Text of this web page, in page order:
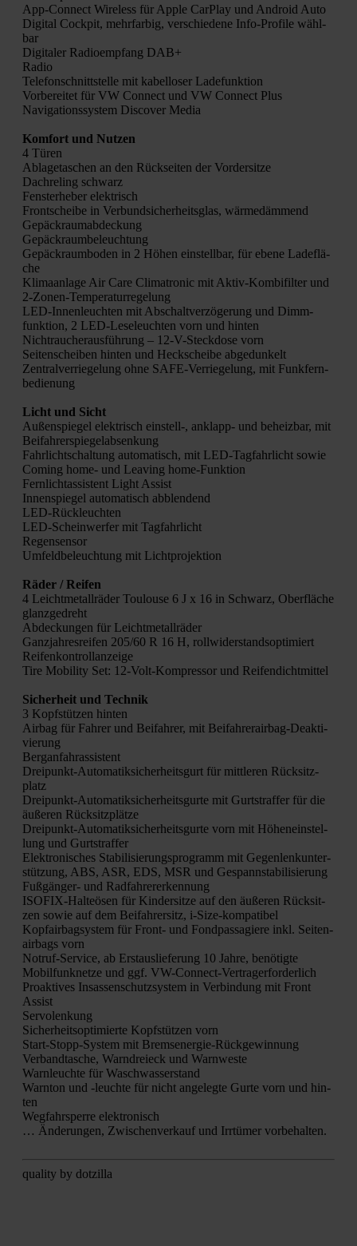
App-Con­nect Wire­less für Apple Car­Play und Android Auto
Digi­tal Cock­pit, mehr­far­big, ver­schie­de­ne Info-Pro­fi­le wähl­
bar
Digi­ta­ler Radio­emp­fang DAB+
Radio
Tele­fon­schnitt­stel­le mit kabel­lo­ser Lade­funk­ti­on
Vor­be­rei­tet für VW Con­nect und VW Con­nect Plus
Navi­ga­ti­ons­sys­tem Dis­co­ver Media
Kom­fort und Nut­zen
4 Türen
Abla­ge­ta­schen an den Rück­sei­ten der Vor­der­sit­ze
Dach­re­ling schwarz
Fens­ter­he­ber elek­trisch
Front­schei­be in Ver­bund­si­cher­heits­glas, wär­me­däm­mend
Gepäck­raum­ab­de­ckung
Gepäck­raum­be­leuch­tung
Gepäck­raum­bo­den in 2 Höhen ein­stell­bar, für ebe­ne Lade­flä­
che
Kli­ma­an­la­ge Air Care Cli­ma­tro­nic mit Aktiv-Kom­bi­fil­ter und
2‑Zo­nen-Tem­pe­ra­tur­re­ge­lung
LED-Innen­leuch­ten mit Abschalt­ver­zö­ge­rung und Dimm­
funk­ti­on, 2 LED-Lese­leuch­ten vorn und hin­ten
Nicht­rau­cher­aus­füh­rung – 12-V-Steck­do­se vorn
Sei­ten­schei­ben hin­ten und Heck­schei­be abge­dun­kelt
Zen­tral­ver­rie­ge­lung ohne SAFE-Ver­rie­ge­lung, mit Funk­fern­
be­die­nung
Licht und Sicht
Außen­spie­gel elek­trisch einstell‑, anklapp- und beheiz­bar, mit
Bei­fah­rer­spie­gel­ab­sen­kung
Fahr­licht­schal­tung auto­ma­tisch, mit LED-Tag­fahr­licht sowie
Coming home- und Lea­ving home-Funk­ti­on
Fern­licht­as­sis­tent Light Assist
Innen­spie­gel auto­ma­tisch abblen­dend
LED-Rück­leuch­ten
LED-Schein­wer­fer mit Tag­fahr­licht
Regen­sen­sor
Umfeld­be­leuch­tung mit Licht­pro­jek­ti­on
Räder / Rei­fen
4 Leicht­me­tall­rä­der Tou­lou­se 6 J x 16 in Schwarz, Ober­flä­che
glanz­ge­dreht
Abde­ckun­gen für Leicht­me­tall­rä­der
Ganz­jah­res­rei­fen 205/60 R 16 H, roll­wi­der­stands­op­ti­miert
Rei­fen­kon­troll­an­zei­ge
Tire Mobi­li­ty Set: 12-Volt-Kom­pres­sor und Rei­fen­dicht­mit­tel
Sicher­heit und Tech­nik
3 Kopf­stüt­zen hin­ten
Air­bag für Fah­rer und Bei­fah­rer, mit Bei­fah­rer­air­bag-Deak­ti­
vie­rung
Berg­an­fahr­as­sis­tent
Drei­punkt-Auto­ma­tik­si­cher­heits­gurt für mitt­le­ren Rück­sitz­
platz
Drei­punkt-Auto­ma­tik­si­cher­heits­gur­te mit Gurt­straf­fer für die
äuße­ren Rück­sitz­plät­ze
Drei­punkt-Auto­ma­tik­si­cher­heits­gur­te vorn mit Höhen­ein­stel­
lung und Gurt­straf­fer
Elek­tro­ni­sches Sta­bi­li­sie­rungs­pro­gramm mit Gegen­lenk­un­ter­
stüt­zung, ABS, ASR, EDS, MSR und Gespann­sta­bi­li­sie­rung
Fuß­gän­ger- und Rad­fah­rer­er­ken­nung
ISO­FIX-Hal­te­ösen für Kin­der­sit­ze auf den äuße­ren Rück­sit­
zen sowie auf dem Bei­fah­rer­sitz, i‑Si­ze-kom­pa­ti­bel
Kopf­air­bag­sys­tem für Front- und Fond­pas­sa­gie­re inkl. Sei­ten­
air­bags vorn
Not­ruf-Ser­vice, ab Erst­aus­lie­fe­rung 10 Jah­re, benö­tig­te
Mobil­funk­net­ze und ggf. VW-Con­nect-Ver­tra­ger­for­der­lich
Pro­ak­ti­ves Insas­sen­schutz­sys­tem in Ver­bin­dung mit Front
Assist
Ser­vo­len­kung
Sicher­heits­op­ti­mier­te Kopf­stüt­zen vorn
Start-Stopp-Sys­tem mit Brems­ener­gie-Rück­ge­win­nung
Ver­band­ta­sche, Warn­drei­eck und Warn­wes­te
Warn­leuch­te für Wasch­was­ser­stand
Warn­ton und ‑leuch­te für nicht ange­leg­te Gur­te vorn und hin­
ten
Weg­fahr­sper­re elek­tro­nisch
… Ände­run­gen, Zwi­schen­ver­kauf und Irr­tü­mer vor­be­hal­ten.
qua­li­ty by dot­zil­la